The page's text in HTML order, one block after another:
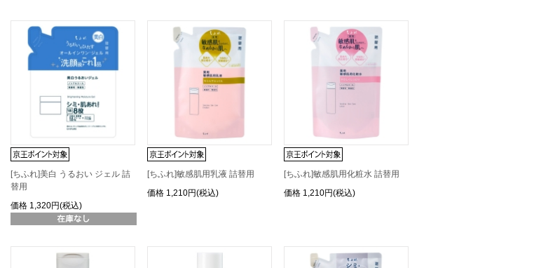
[ちふれ]美白 うるおい ジェル 詰
替用
価格 1,320円(税込)
[ちふれ]敏感肌用乳液 詰替用
価格 1,210円(税込)
[ちふれ]敏感肌用化粧水 詰替用
価格 1,210円(税込)